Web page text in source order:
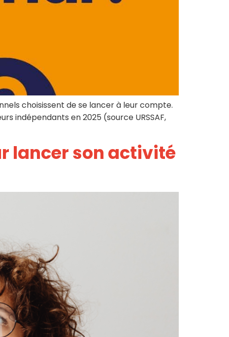
réseau
dynamique
équipes
Renforcer mes
choisissent de se lancer à leur compte.
indépendants en 2025 (source URSSAF,
lancer son activité